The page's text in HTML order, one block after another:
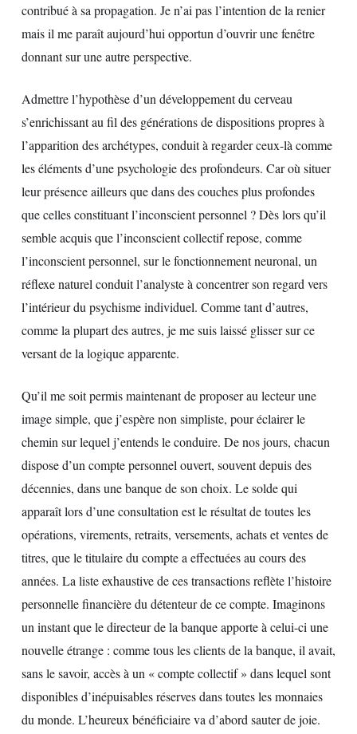
contribué à sa propagation. Je n’ai pas l’intention de la renier
mais il me paraît aujourd’hui opportun d’ouvrir une fenêtre
donnant sur une autre perspective.
Admettre l’hypothèse d’un développement du cerveau
s’enrichissant au fil des générations de dispositions propres à
l’apparition des archétypes, conduit à regarder ceux-là comme
les éléments d’une psychologie des profondeurs. Car où situer
leur présence ailleurs que dans des couches plus profondes
que celles constituant l’inconscient personnel ? Dès lors qu’il
semble acquis que l’inconscient collectif repose, comme
l’inconscient personnel, sur le fonctionnement neuronal, un
réflexe naturel conduit l’analyste à concentrer son regard vers
l’intérieur du psychisme individuel. Comme tant d’autres,
comme la plupart des autres, je me suis laissé glisser sur ce
versant de la logique apparente.
Qu’il me soit permis maintenant de proposer au lecteur une
image simple, que j’espère non simpliste, pour éclairer le
chemin sur lequel j’entends le conduire. De nos jours, chacun
dispose d’un compte personnel ouvert, souvent depuis des
décennies, dans une banque de son choix. Le solde qui
apparaît lors d’une consultation est le résultat de toutes les
opérations, virements, retraits, versements, achats et ventes de
titres, que le titulaire du compte a effectuées au cours des
années. La liste exhaustive de ces transactions reflète l’histoire
personnelle financière du détenteur de ce compte. Imaginons
un instant que le directeur de la banque apporte à celui-ci une
nouvelle étrange : comme tous les clients de la banque, il avait,
sans le savoir, accès à un « compte collectif » dans lequel sont
disponibles d’inépuisables réserves dans toutes les monnaies
du monde. L’heureux bénéficiaire va d’abord sauter de joie.